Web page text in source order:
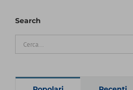
Search